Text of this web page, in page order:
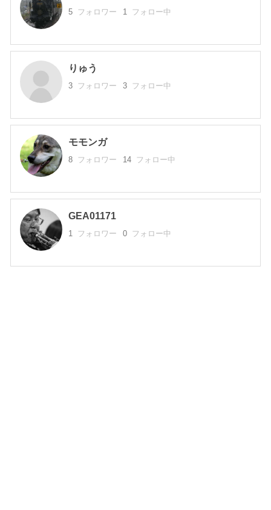
5 フォロワー 1 フォロー中
りゅう
3 フォロワー 3 フォロー中
モモンガ
8 フォロワー 14 フォロー中
GEA01171
1 フォロワー 0 フォロー中